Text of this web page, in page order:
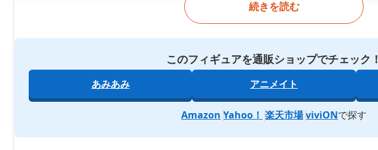
続きを読む
このフィギュアを通販ショップでチェック！
あみあみ アニメイト
Amazon Yahoo！ 楽天市場 viviONで探す